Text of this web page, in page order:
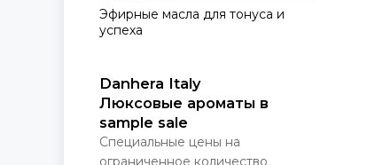
Эфирные масла для тонуса и
успеха
Danhera Italy
Люксовые ароматы в
sample sale
Специальные цены на
ограниченное количество